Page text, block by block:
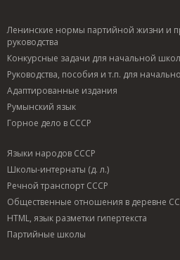
Ленинские нормы партийной жизни и
руководства
Конкурсные задачи для начальной
Руководства, пособия и т.п. для
Адаптированные издания
Румынский язык
Горное дело в СССР
Языки народов СССР
Школы-интернаты (д. л.)
Речной транспорт СССР
Общественные отношения в деревне
HTML, язык разметки гипертекста
Партийные школы